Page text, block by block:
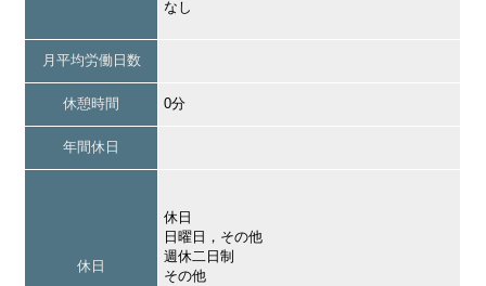
なし
月平均労働日数
休憩時間 0分
年間休日
休日
休日
日曜日，その他
週休二日制
その他